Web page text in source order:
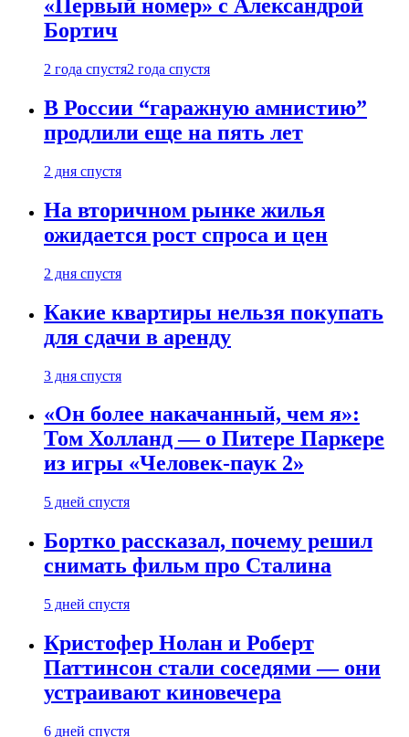
«Первый номер» с Александрой
Бортич
2 года спустя2 года спустя
В России “гаражную амнистию”
продлили еще на пять лет
2 дня спустя
На вторичном рынке жилья
ожидается рост спроса и цен
2 дня спустя
Какие квартиры нельзя покупать
для сдачи в аренду
3 дня спустя
«Он более накачанный, чем я»:
Том Холланд — о Питере Паркере
из игры «Человек-паук 2»
5 дней спустя
Бортко рассказал, почему решил
снимать фильм про Сталина
5 дней спустя
Кристофер Нолан и Роберт
Паттинсон стали соседями — они
устраивают киновечера
6 дней спустя